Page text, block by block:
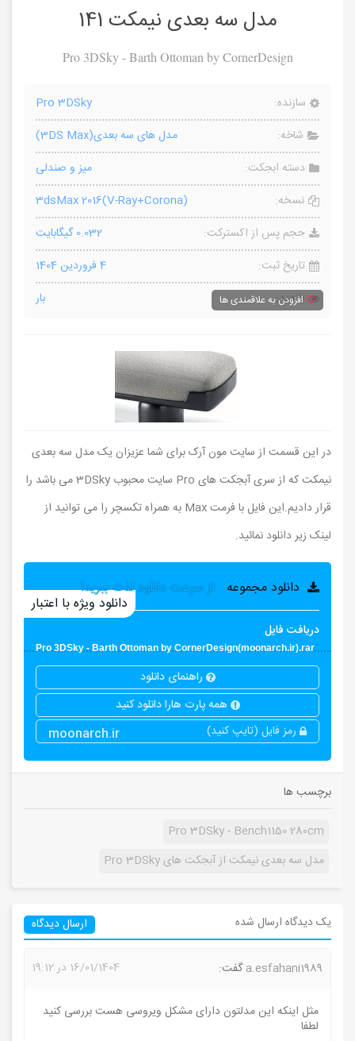
مدل سه بعدی نیمکت 141
Pro 3DSky - Barth Ottoman by CornerDesign
سازنده:
Pro 3DSky
شاخه:
مدل های سه بعدی(3DS Max)
دسته ابجکت:
میز و صندلی
نسخه:
3dsMax 2016(V-Ray+Corona)
حجم پس از اکسترکت:
0.032 گیگابایت
تاریخ ثبت:
4 فروردین 1404
بازدید:
بار افزودن به علاقمندی ها
در این قسمت از سایت مون آرک برای شما عزیزان یک مدل سه بعدی
نیمکت که از سری آبجکت های Pro سایت محبوب 3DSky می باشد را
قرار دادیم.این فایل با فرمت Max به همراه تکسچر را می توانید از
لینک زیر دانلود نمائید.
دانلود مجموعه از سرعت دانلود لذت ببرید!
دانلود ویژه با اعتبار
دریافت فایل
Pro 3DSky - Barth Ottoman by CornerDesign(moonarch.ir).rar
راهنمای دانلود
همه پارت هارا دانلود کنید
رمز فایل (تایپ کنید)
moonarch.ir
برچسب ها
Pro 3DSky - Bench1150 280cm
مدل سه بعدی نیمکت از آبجکت های Pro 3DSky
یک دیدگاه ارسال شده ارسال دیدگاه
a.esfahani1989 گفت: 16/01/1404 در 19:12
مثل اینکه این مدلتون دارای مشکل ویروسی هست بررسی کنید
لطفا